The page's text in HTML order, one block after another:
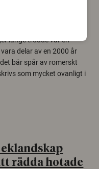
länge trodde var en
delar av en 2000 år
bär spår av romerskt
som mycket ovanligt i
eklandskap
rädda hotade